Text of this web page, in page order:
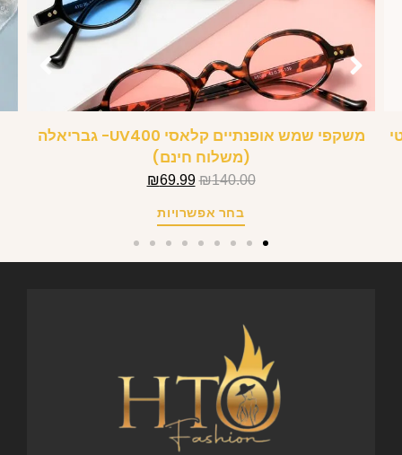
משקפי שמש אופנתיים קלאסי UV400- גבריאלה
(משלוח חינם)
₪140.00
₪69.99
בחר אפשרויות